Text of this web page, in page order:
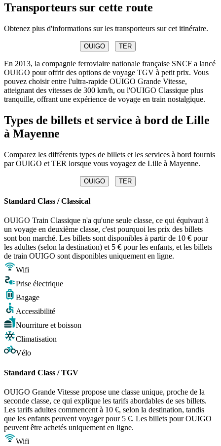
Transporteurs sur cette route
Obtenez plus d'informations sur les transporteurs sur cet itinéraire.
OUIGO TER
En 2013, la compagnie ferroviaire nationale française SNCF a lancé
OUIGO pour offrir des options de voyage TGV à petit prix. Vous
pouvez choisir entre l'ultra-rapide OUIGO Grande Vitesse,
atteignant des vitesses de 300 km/h, ou l'OUIGO Classique plus
tranquille, offrant une expérience de voyage en train nostalgique.
Types de billets et service à bord de Lille
à Mayenne
Comparez les différents types de billets et les services à bord fournis
par OUIGO et TER lorsque vous voyagez de Lille à Mayenne.
OUIGO TER
Standard Class / Classical
OUIGO Train Classique n'a qu'une seule classe, ce qui équivaut à
un voyage en deuxième classe, c'est pourquoi les prix des billets
sont bon marché. Les billets sont disponibles à partir de 10 € pour
les adultes (selon la destination) et 5 € pour les enfants, et les billets
de train OUIGO sont disponibles uniquement en ligne.
Wifi
Prise électrique
Bagage
Accessibilité
Nourriture et boisson
Climatisation
Vélo
Standard Class / TGV
OUIGO Grande Vitesse propose une classe unique, proche de la
seconde classe, ce qui explique les tarifs abordables de ses billets.
Les tarifs adultes commencent à 10 €, selon la destination, tandis
que les enfants peuvent voyager pour 5 €. Les billets pour OUIGO
peuvent être achetés uniquement en ligne.
Wifi